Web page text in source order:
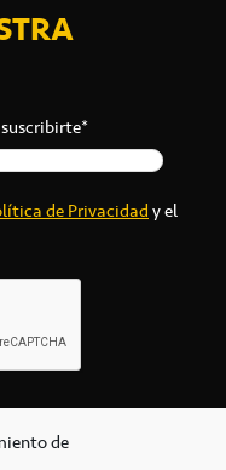
de
de Privacidady el